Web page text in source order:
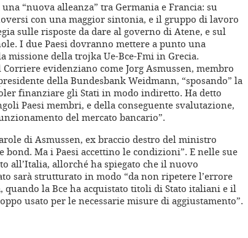
“nuova alleanza” tra Germania e Francia: su
con una maggior sintonia, e il gruppo di lavoro
sulle risposte da dare al governo di Atene, e sul
I due Paesi dovranno mettere a punto una
missione della trojka Ue-Bce-Fmi in Grecia.
evidenziano come Jorg Asmussen, membro
della Bundesbank Weidmann, “sposando” la
finanziare gli Stati in modo indiretto. Ha detto
Paesi membri, e della conseguente svalutazione,
del mercato bancario”.
di Asmussen, ex braccio destro del ministro
bond. Ma i Paesi accettino le condizioni”. E nelle sue
all’Italia, allorché ha spiegato che il nuovo
sarà strutturato in modo “da non ripetere l’errore
quando la Bce ha acquistato titoli di Stato italiani e il
usato per le necessarie misure di aggiustamento”.